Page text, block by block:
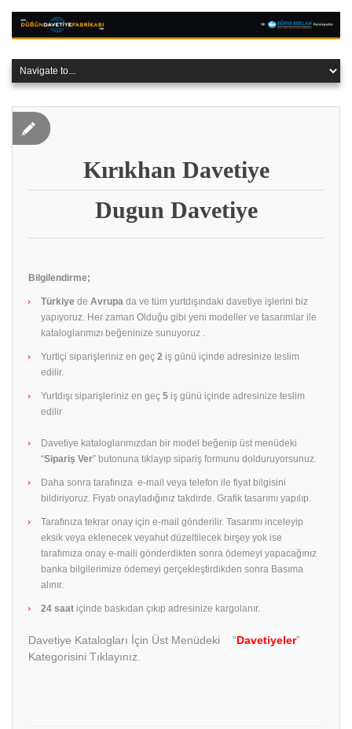
Kırıkhan‎ Davetiye
Dugun Davetiye
Bilgilendirme;
Türkiye de Avrupa da ve tüm yurtdışındaki davetiye işlerini biz
yapıyoruz. Her zaman Olduğu gibi yeni modeller ve tasarımlar ile
kataloglarımızı beğeninize sunuyoruz .
Yurtiçi siparişleriniz en geç 2 iş günü içinde adresinize teslim
edilir.
Yurtdışı siparişleriniz en geç 5 iş günü içinde adresinize teslim
edilir
Davetiye kataloglarımızdan bir model beğenip üst menüdeki
“Sipariş Ver” butonuna tıklayıp sipariş formunu dolduruyorsunuz.
Daha sonra tarafınıza e-mail veya telefon ile fiyat bilgisini
bildiriyoruz. Fiyatı onayladığınız takdirde. Grafik tasarımı yapılıp.
Tarafınıza tekrar onay için e-mail gönderilir. Tasarımı inceleyip
eksik veya eklenecek veyahut düzeltilecek birşey yok ise
tarafımıza onay e-maili gönderdikten sonra ödemeyi yapacağınız
banka bilgilerimize ödemeyi gerçekleştirdikden sonra Basıma
alınır.
24 saat içinde baskıdan çıkıp adresinize kargolanır.
Davetiye Katalogları İçin Üst Menüdeki “Davetiyeler”
Kategorisini Tıklayınız.